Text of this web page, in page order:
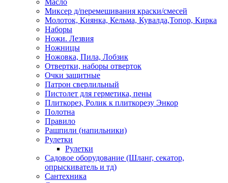
Масло
Миксер д/перемешивания краски/смесей
Молоток, Киянка, Кельма, Кувалда,Топор, Кирка
Наборы
Ножи. Лезвия
Ножницы
Ножовка, Пила, Лобзик
Отвертки, наборы отверток
Очки защитные
Патрон сверлильный
Пистолет для герметика, пены
Плиткорез, Ролик к плиткорезу Энкор
Полотна
Правило
Рашпили (напильники)
Рулетки
Рулетки
Садовое оборудование (Шланг, секатор,
опрыскиватель и тд)
Сантехника